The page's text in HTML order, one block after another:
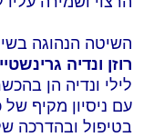
השיטה הנהוגה
רוזן ונדיה
לילי ונדיה הן
עם ניסיון מקיף של כ- 20
בטיפול ובהדרכה